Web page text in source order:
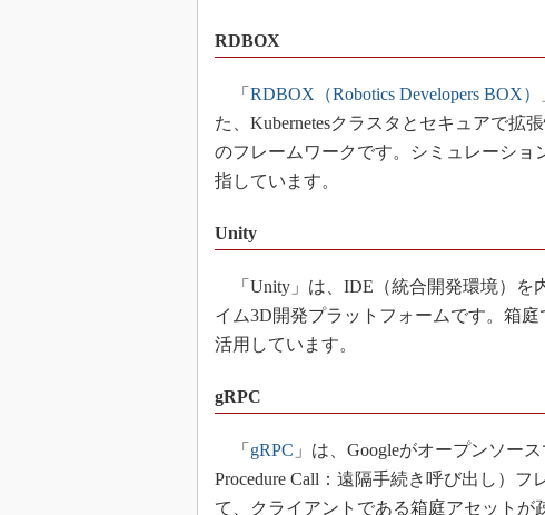
RDBOX
「 RDBOX（Robotics Developers BOX）
た、Kubernetesクラスタとセキュアで拡
のフレームワークです。シミュレーショ
指しています。
Unity
「Unity」は、IDE（統合開発環境）を
イム3D開発プラットフォームです。箱
活用しています。
gRPC
「 gRPC 」は、Googleがオープンソー
Procedure Call：遠隔手続き呼び出し）
て、クライアントである箱庭アセット